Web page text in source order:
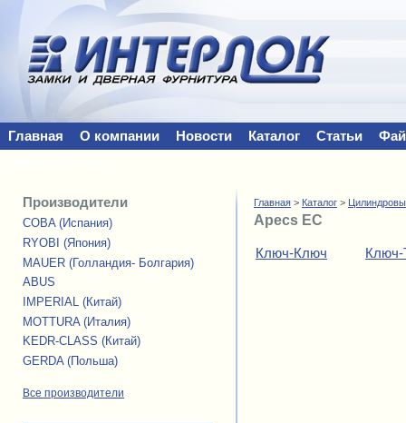
Главная О компании Новости Каталог Статьи
Производители
COBA (Испания)
RYOBI (Япония)
MAUER (Голландия- Болгария)
ABUS
IMPERIAL (Китай)
MOTTURA (Италия)
KEDR-CLASS (Китай)
GERDA (Польша)
Все производители
Главная > Каталог >
Apecs EC
Ключ-Ключ Ключ-